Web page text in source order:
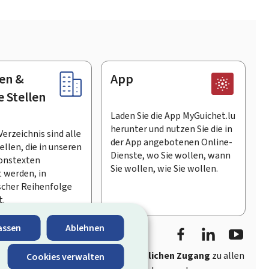
Ablehnen
Cookies verwalten
&
Stellen
sind alle
die in unseren
in
Reihenfolge
App
Laden Sie die App MyGuichet.lu
herunter und nutzen Sie die in
der App angebotenen Online-
Dienste, wo Sie wollen, wann
Sie wollen, wie Sie wollen.
FacebookLinkedIn
schnellen und benutzerfreundlichen Zugang zu allen